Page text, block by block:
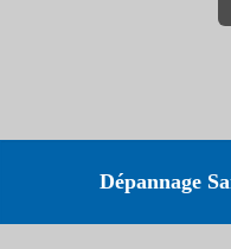
Dépannage